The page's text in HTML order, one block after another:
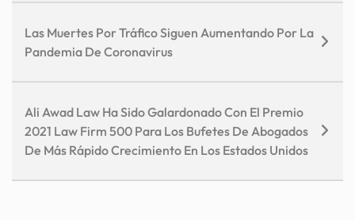
Las Muertes Por Tráfico Siguen Aumentando Por La
Pandemia De Coronavirus
Ali Awad Law Ha Sido Galardonado Con El Premio
2021 Law Firm 500 Para Los Bufetes De Abogados
De Más Rápido Crecimiento En Los Estados Unidos